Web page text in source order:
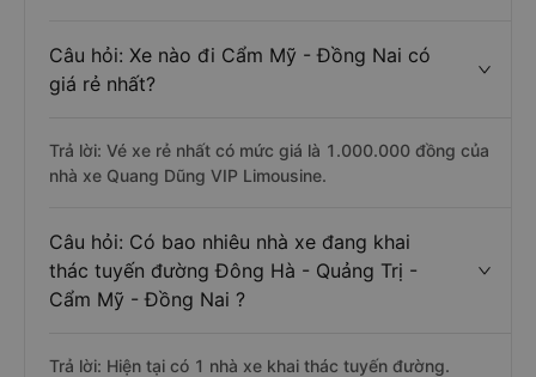
Câu hỏi: Xe nào đi Cẩm Mỹ - Đồng Nai có
giá rẻ nhất?
Trả lời: Vé xe rẻ nhất có mức giá là 1.000.000 đồng của
nhà xe Quang Dũng VIP Limousine.
Câu hỏi: Có bao nhiêu nhà xe đang khai
thác tuyến đường Đông Hà - Quảng Trị -
Cẩm Mỹ - Đồng Nai ?
Trả lời: Hiện tại có 1 nhà xe khai thác tuyến đường.